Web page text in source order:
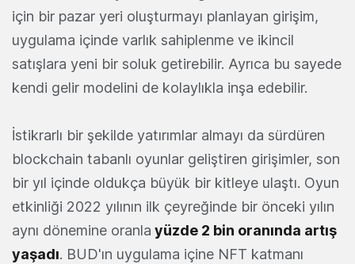
için bir pazar yeri oluşturmayı planlayan girişim,
uygulama içinde varlık sahiplenme ve ikincil
satışlara yeni bir soluk getirebilir. Ayrıca bu sayede
kendi gelir modelini de kolaylıkla inşa edebilir.
İstikrarlı bir şekilde yatırımlar almayı da sürdüren
blockchain tabanlı oyunlar geliştiren girişimler, son
bir yıl içinde oldukça büyük bir kitleye ulaştı. Oyun
etkinliği 2022 yılının ilk çeyreğinde bir önceki yılın
aynı dönemine oranla yüzde 2 bin oranında artış
yaşadı. BUD'ın uygulama içine NFT katmanı